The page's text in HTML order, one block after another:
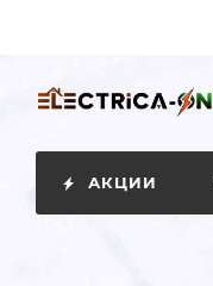
АКЦИИ